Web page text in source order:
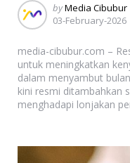
Posted
by
byMedia Cibubur
03-February-2026
media-cibubur.com –
untuk meningkatkan
dalam menyambut
kini resmi ditambahkan
menghadapi lonjakan